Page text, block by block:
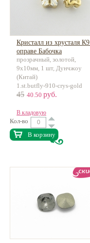
Кристалл из хрусталя
оправе Бабочка
прозрачный, золотой,
9х10мм, 1 шт, Дунчжоу
(Китай)
1.st.butfly-910-crys-gold
45 40.50 руб.
В кладовую
Кол-во
В корзину